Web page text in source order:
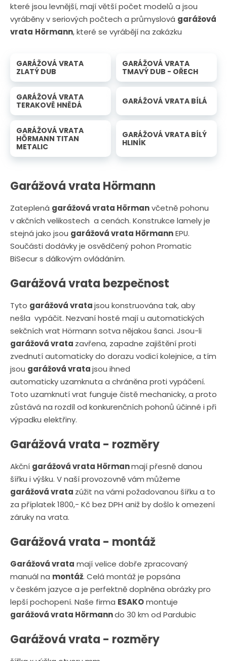
které jsou levnější, mají větší počet modelů a jsou
vyráběny v seriových počtech a průmyslová garážová
vrata Hörmann, které se vyrábějí na zakázku
GARÁŽOVÁ VRATA
ZLATÝ DUB
GARÁŽOVÁ VRATA
TMAVÝ DUB - OŘECH
GARÁŽOVÁ VRATA
TERAKOVĚ HNĚDÁ
GARÁŽOVÁ VRATA BÍLÁ
GARÁŽOVÁ VRATA
HÖRMANN TITAN
METALIC
GARÁŽOVÁ VRATA BÍLÝ
HLINÍK
Garážová vrata Hörmann
Zateplená garážová vrata Hörmanvčetně pohonu
v akčních velikostech a cenách. Konstrukce lamely je
stejná jako jsou garážová vrata HörmannEPU.
Součásti dodávky je osvědčený pohon Promatic
BiSecur s dálkovým ovládáním.
Garážová vrata bezpečnost
Tyto garážová vratajsou konstruována tak, aby
nešla vypáčit. Nezvaní hosté mají u automatických
sekčních vrat Hörmann sotva nějakou šanci. Jsou-li
garážová vrata zavřena, zapadne zajištění proti
zvednutí automaticky do dorazu vodicí kolejnice, a tím
jsou garážová vratajsou ihned
automaticky uzamknuta a chráněna proti vypáčení.
Toto uzamknutí vrat funguje čistě mechanicky, a proto
zůstává na rozdíl od konkurenčních pohonů účinné i při
výpadku elektřiny.
Garážová vrata - rozměry
Akční garážová vrata Hörmanmají přesně danou
šířku i výšku. V naší provozovně vám můžeme
garážová vrata zúžit na vámi požadovanou šířku a to
za příplatek 1800,- Kč bez DPH aniž by došlo k omezení
záruky na vrata.
Garážová vrata - montáž
Garážová vrata mají velice dobře zpracovaný
manuál na montáž. Celá montáž je popsána
v českém jazyce a je perfektně doplněna obrázky pro
lepší pochopení. Naše firma ESAKOmontuje
garážová vrata Hörmanndo 30 km od Pardubic
Garážová vrata - rozměry